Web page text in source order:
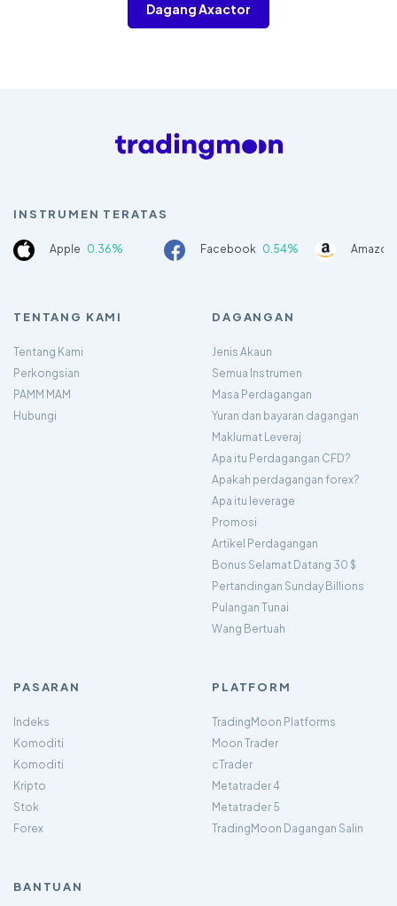
Dagang Axactor
INSTRUMEN TERATAS
Apple 0.36% Facebook 0.54%
TENTANG KAMI
Tentang Kami
Perkongsian
PAMM MAM
Hubungi
DAGANGAN
Jenis Akaun
Semua Instrumen
Masa Perdagangan
Yuran dan bayaran dagangan
Maklumat Leveraj
Apa itu Perdagangan CFD?
Apakah perdagangan forex?
Apa itu leverage
Promosi
Artikel Perdagangan
Bonus Selamat Datang 30 $
Pertandingan Sunday Billions
Pulangan Tunai
Wang Bertuah
PASARAN
Indeks
Komoditi
Komoditi
Kripto
Stok
Forex
PLATFORM
TradingMoon Platforms
Moon Trader
cTrader
Metatrader 4
Metatrader 5
TradingMoon Dagangan Salin
BANTUAN